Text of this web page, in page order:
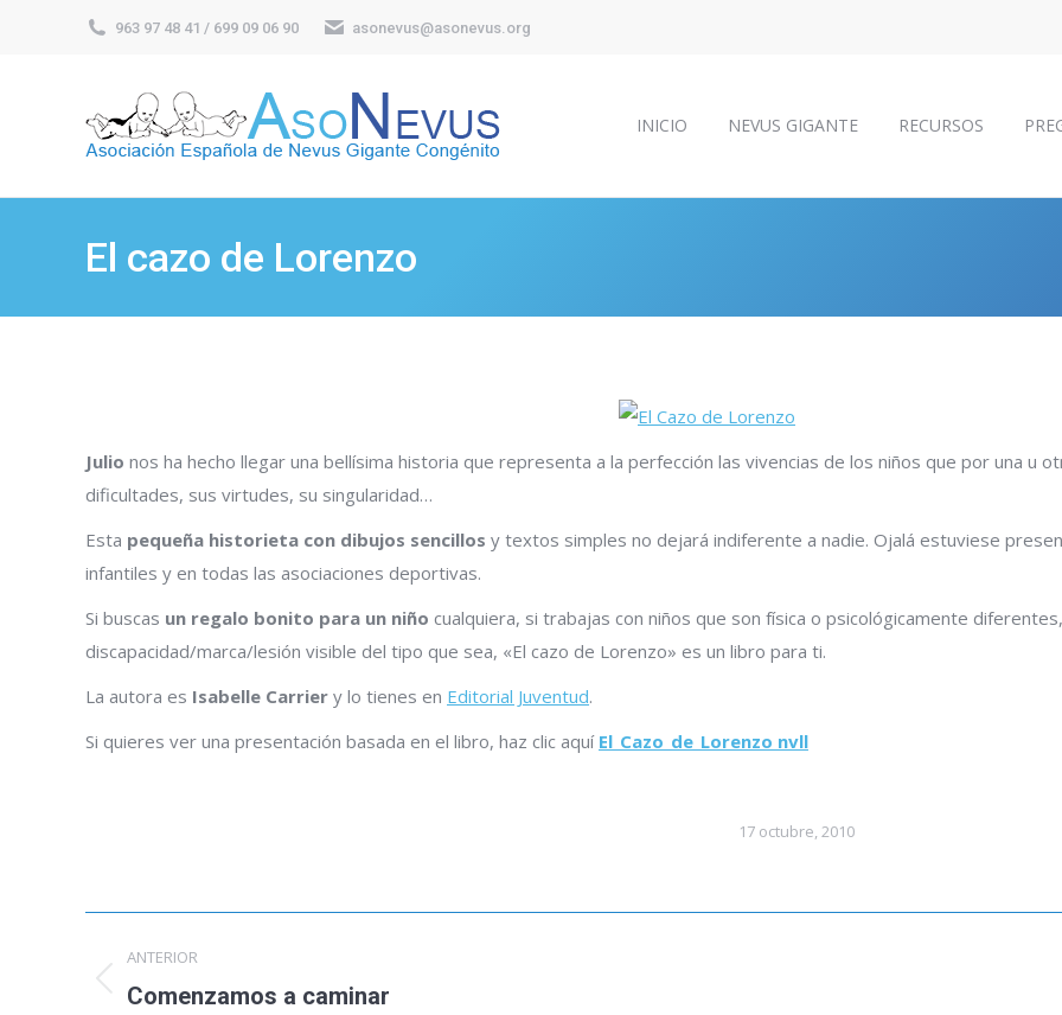
963 97 48 41 / 699 09 06 90 asonevus@asonevus.org
INICIO NEVUS GIGANTE RECURSOS
El cazo de Lorenzo
Julio nos ha hecho llegar una bellísima historia que representa a la perfección las vivencias de los niños que por una u
dificultades, sus virtudes, su singularidad…
Esta pequeña historieta con dibujos sencillos y textos simples no dejará indiferente a nadie. Ojalá estuviese
infantiles y en todas las asociaciones deportivas.
Si buscas un regalo bonito para un niño cualquiera, si trabajas con niños que son física o psicológicamente
discapacidad/marca/lesión visible del tipo que sea, «El cazo de Lorenzo» es un libro para ti.
La autora es Isabelle Carrier y lo tienes en Editorial Juventud.
Si quieres ver una presentación basada en el libro, haz clic aquí El_Cazo_de_Lorenzo nvll
17 octubre, 2010
entre
ANTERIOR
Publicación
Comenzamos a caminar